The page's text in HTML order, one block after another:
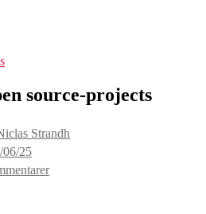
source-projects
Strandh
06/25
till
Reboot